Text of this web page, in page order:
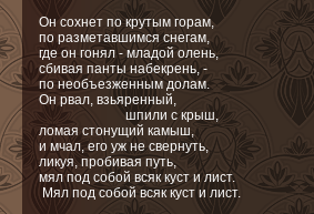
Он сохнет по крутым горам,
по разметавшимся снегам,
где он гонял - младой олень,
сбивая панты набекрень, -
по необъезженным долам.
Он рвал, взьяренный,
шпили с крыш,
ломая стонущий камыш,
и мчал, его уж не свернуть,
ликуя, пробивая путь,
мял под собой всяк куст и лист.
Мял под собой всяк куст и лист.